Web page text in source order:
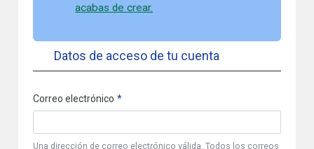
acabas de crear.
Datos de acceso de tu cuenta
Correo electrónico
Una dirección de correo electrónico válida. Todos los correos